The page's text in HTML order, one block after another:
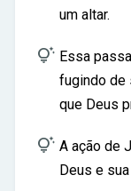
um altar.
 Essa
fugindo de
que Deus
 A ação de
Deus e